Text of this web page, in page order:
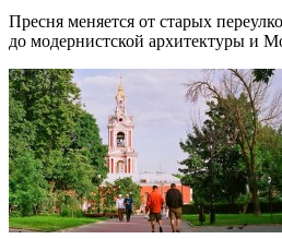
Пресня меняется от старых
до модернистской архитектуры и